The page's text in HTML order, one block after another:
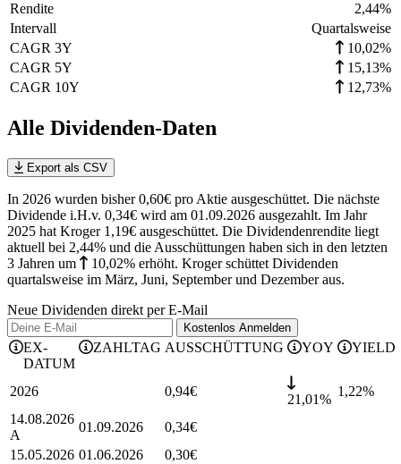
Rendite
2,44%
Intervall
Quartalsweise
CAGR 3Y
10,02%
CAGR 5Y
15,13%
CAGR 10Y
12,73%
Alle Dividenden-Daten
Export als CSV
In 2026 wurden bisher 0,60€ pro Aktie ausgeschüttet. Die nächste
Dividende i.H.v. 0,34€ wird am 01.09.2026 ausgezahlt. Im Jahr
2025 hat Kroger 1,19€ ausgeschüttet. Die Dividendenrendite liegt
aktuell bei 2,44% und die Ausschüttungen haben sich in den letzten
3 Jahren um 10,02% erhöht. Kroger schüttet Dividenden
quartalsweise im März, Juni, September und Dezember aus.
Neue Dividenden direkt per E-Mail
Kostenlos Anmelden
EX-
DATUM
ZAHLTAG AUSSCHÜTTUNG YOY YIELD
2026 0,94€
21,01%
1,22%
14.08.2026
A
01.09.2026 0,34€
15.05.2026 01.06.2026 0,30€